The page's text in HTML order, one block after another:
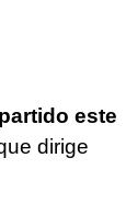
este
dirige